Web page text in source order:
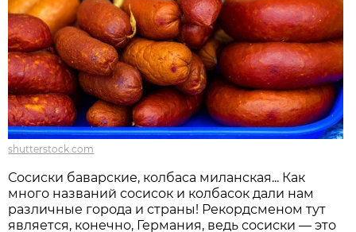
shutterstock.com
Сосиски баварские, колбаса миланская... Как
много названий сосисок и колбасок дали нам
различные города и страны! Рекордсменом тут
является, конечно, Германия, ведь сосиски — это